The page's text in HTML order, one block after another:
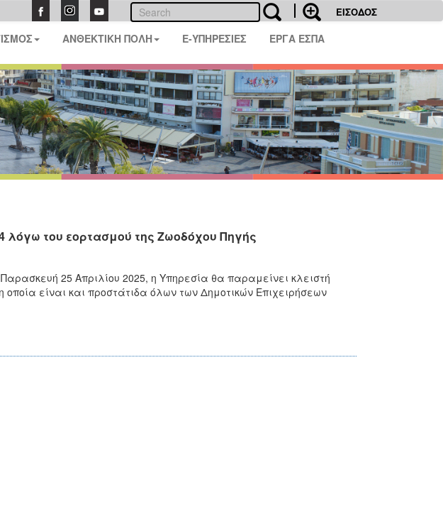
ΕΙΣΟΔΟΣ
ΑΝΘΕΚΤΙΚΗ ΠΟΛΗ E-ΥΠΗΡΕΣΙΕΣ ΕΡΓΑ ΕΣΠΑ
λόγω του εορτασμού της Ζωοδόχου Πηγής
25 Απριλίου 2025, η Υπηρεσία θα παραμείνει κλειστή
είναι και προστάτιδα όλων των Δημοτικών Επιχειρήσεων